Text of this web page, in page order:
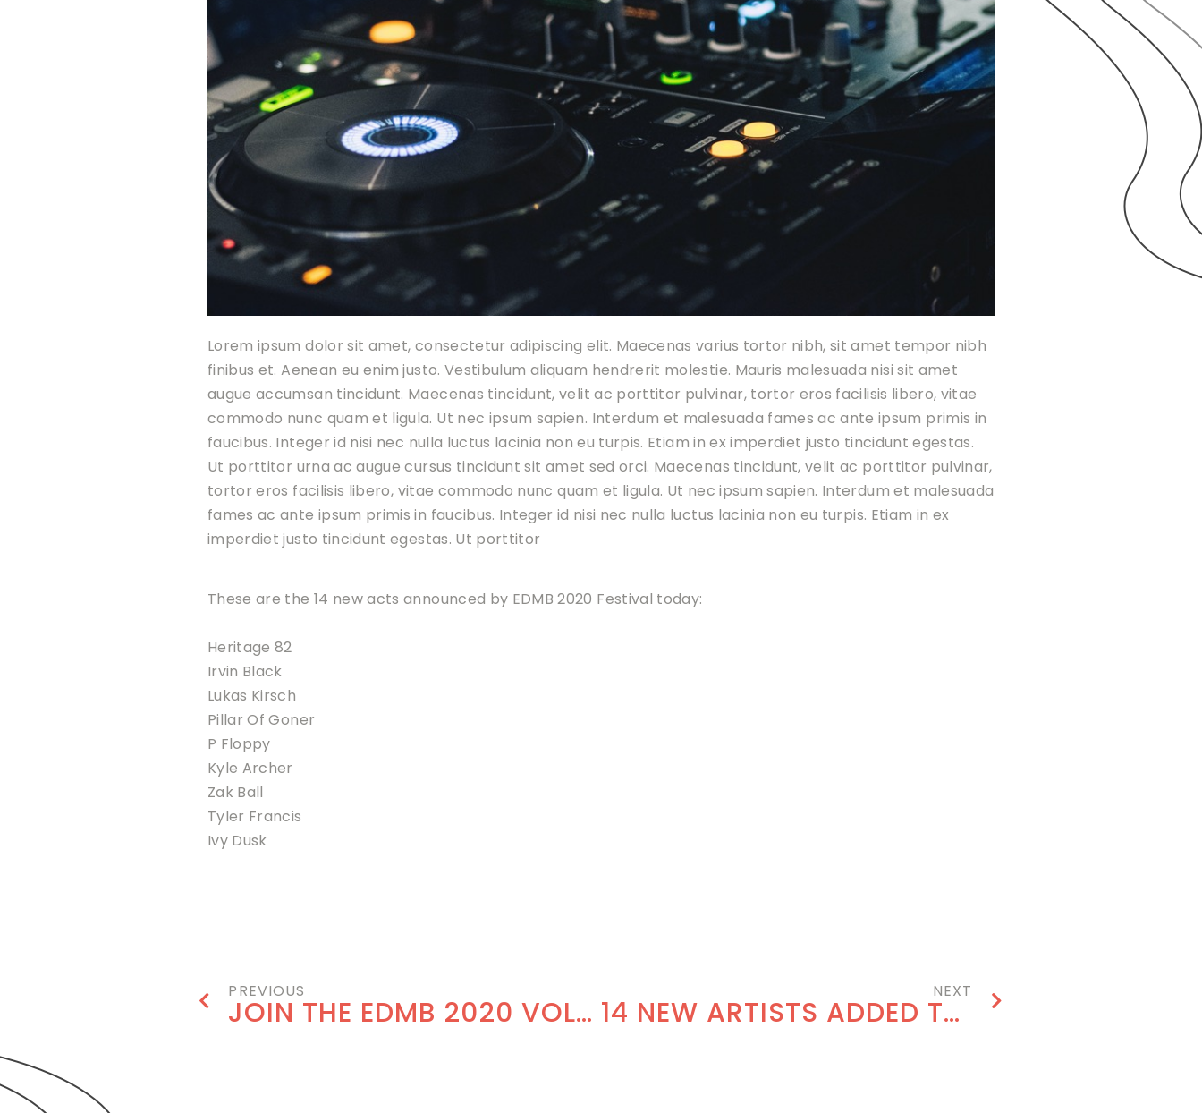
Lorem ipsum dolor sit amet, consectetur adipiscing elit. Maecenas varius tortor nibh, sit amet tempor nibh
finibus et. Aenean eu enim justo. Vestibulum aliquam hendrerit molestie. Mauris malesuada nisi sit amet
augue accumsan tincidunt. Maecenas tincidunt, velit ac porttitor pulvinar, tortor eros facilisis libero, vitae
commodo nunc quam et ligula. Ut nec ipsum sapien. Interdum et malesuada fames ac ante ipsum primis in
faucibus. Integer id nisi nec nulla luctus lacinia non eu turpis. Etiam in ex imperdiet justo tincidunt egestas.
Ut porttitor urna ac augue cursus tincidunt sit amet sed orci. Maecenas tincidunt, velit ac porttitor pulvinar,
tortor eros facilisis libero, vitae commodo nunc quam et ligula. Ut nec ipsum sapien. Interdum et malesuada
fames ac ante ipsum primis in faucibus. Integer id nisi nec nulla luctus lacinia non eu turpis. Etiam in ex
imperdiet justo tincidunt egestas. Ut porttitor
These are the 14 new acts announced by EDMB 2020 Festival today:
Heritage 82
Irvin Black
Lukas Kirsch
Pillar Of Goner
P Floppy
Kyle Archer
Zak Ball
Tyler Francis
Ivy Dusk
PREVIOUS
JOIN THE EDMB 2020 VOLUNTEERS
NEXT
14 NEW ARTISTS ADDED TO THE 2020 LINEUP!